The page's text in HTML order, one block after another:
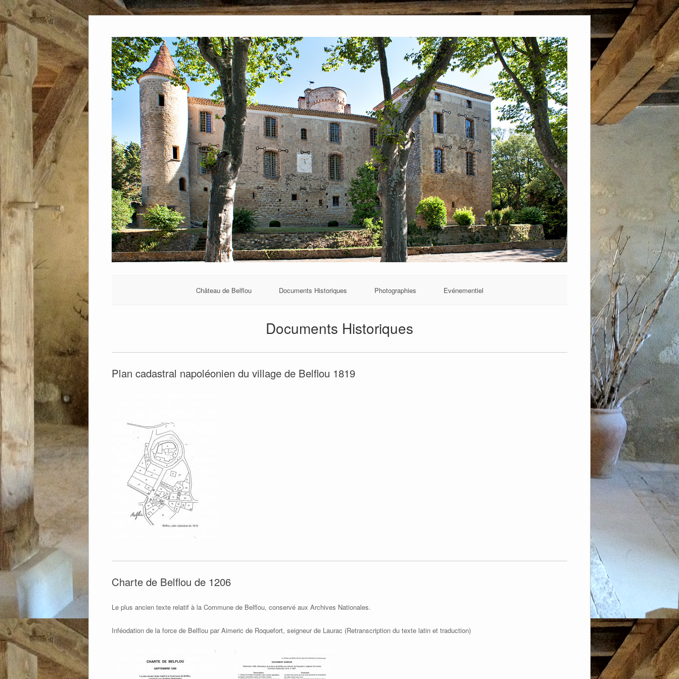
Château de Belflou Documents Historiques Photographies Evénementiel
Documents Historiques
Plan cadastral napoléonien du village de Belflou 1819
Charte de Belflou de 1206
Le plus ancien texte relatif à la Commune de Belflou, conservé aux Archives Nationales.
Inféodation de la force de Belflou par Aimeric de Roquefort, seigneur de Laurac (Retranscription du texte latin et traduction)